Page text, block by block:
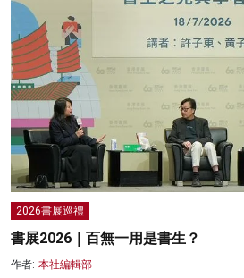
2026書展巡禮
書展2026｜百無一用是書生？
作者: 本社編輯部